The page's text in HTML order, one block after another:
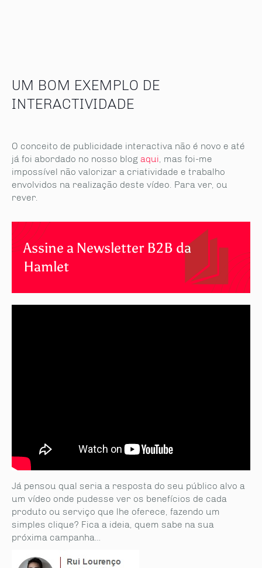
UM BOM EXEMPLO DE
INTERACTIVIDADE
O conceito de publicidade interactiva não é novo e até
já foi abordado no nosso blog aqui, mas foi-me
impossível não valorizar a criatividade e trabalho
envolvidos na realização deste vídeo. Para ver, ou
rever.
Assine a Newsletter B2B da
Hamlet
Já pensou qual seria a resposta do seu público alvo a
um vídeo onde pudesse ver os benefícios de cada
produto ou serviço que lhe oferece, fazendo um
simples clique? Fica a ideia, quem sabe na sua
próxima campanha…